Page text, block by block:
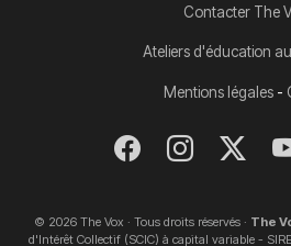
Contacter The
Ateliers d'éducation
Mentions légales-
© 2026 The Vox · Tous droits réservés · The
d'Intérêt Collectif (SCIC) à capital variable -